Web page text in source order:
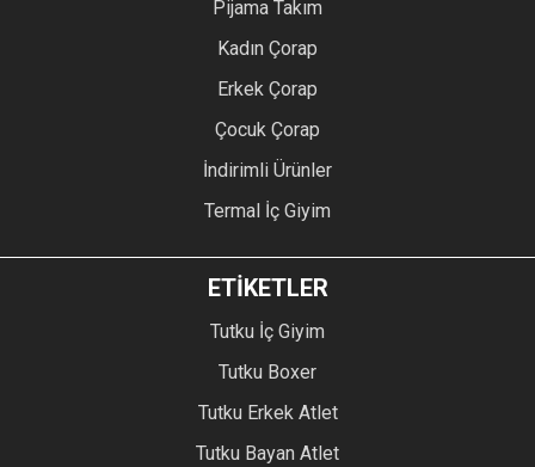
Pijama Takım
Kadın Çorap
Erkek Çorap
Çocuk Çorap
İndirimli Ürünler
Termal İç Giyim
ETİKETLER
Tutku İç Giyim
Tutku Boxer
Tutku Erkek Atlet
Tutku Bayan Atlet